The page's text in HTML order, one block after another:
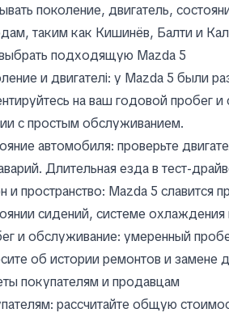
поколение, двигатель,
таким как Кишинёв, Балти и
подходящую Mazda 5
и двигателі: у Mazda 5 были
на ваш годовой пробег
с простым обслуживанием.
автомобиля: проверьте
Длительная езда в тест-
и пространство: Mazda 5
сидений, системе охлаждения
и обслуживание: умеренный
об истории ремонтов и замене
покупателям и продавцам
рассчитайте общую